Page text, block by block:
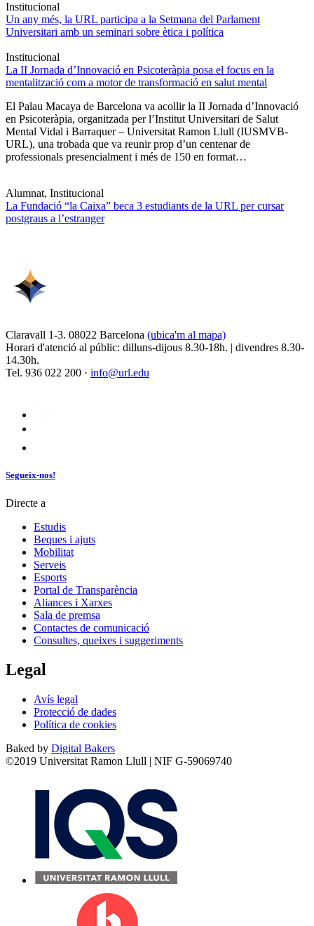
Institucional
Un any més, la URL participa a la Setmana del Parlament
Universitari amb un seminari sobre ètica i política
Institucional
La II Jornada d’Innovació en Psicoteràpia posa el focus en la
mentalització com a motor de transformació en salut mental
El Palau Macaya de Barcelona va acollir la II Jornada d’Innovació
en Psicoteràpia, organitzada per l’Institut Universitari de Salut
Mental Vidal i Barraquer – Universitat Ramon Llull (IUSMVB-
URL), una trobada que va reunir prop d’un centenar de
professionals presencialment i més de 150 en format…
Alumnat, Institucional
La Fundació “la Caixa” beca 3 estudiants de la URL per cursar
postgraus a l’estranger
Claravall 1-3. 08022 Barcelona (ubica'm al mapa)
Horari d'atenció al públic: dilluns-dijous 8.30-18h. | divendres 8.30-
14.30h.
Tel. 936 022 200 · info@url.edu
Segueix-nos!
Directe a
Estudis
Beques i ajuts
Mobilitat
Serveis
Esports
Portal de Transparència
Aliances i Xarxes
Sala de premsa
Contactes de comunicació
Consultes, queixes i suggeriments
Legal
Avís legal
Protecció de dades
Política de cookies
Baked by Digital Bakers
©2019 Universitat Ramon Llull | NIF G-59069740